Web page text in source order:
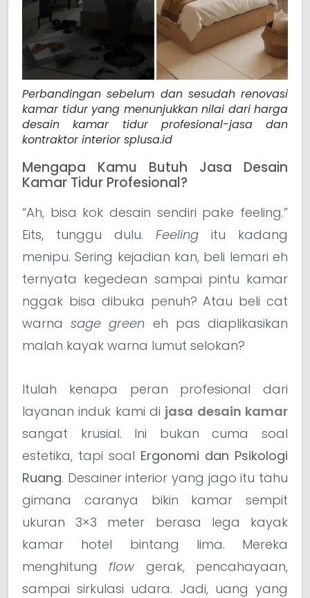
Perbandingan sebelum dan sesudah renovasi
kamar tidur yang menunjukkan nilai dari harga
desain kamar tidur profesional-jasa dan
kontraktor interior splusa.id
Mengapa Kamu Butuh Jasa Desain
Kamar Tidur Profesional?
“Ah, bisa kok desain sendiri pake feeling.”
Eits, tunggu dulu. Feeling itu kadang
menipu. Sering kejadian kan, beli lemari eh
ternyata kegedean sampai pintu kamar
nggak bisa dibuka penuh? Atau beli cat
warnasage green eh pas diaplikasikan
malah kayak warna lumut selokan?
Itulah kenapa peran profesional dari
layanan induk kami di jasa desain kamar
sangat krusial. Ini bukan cuma soal
estetika, tapi soal Ergonomi dan Psikologi
Ruang. Desainer interior yang jago itu tahu
gimana caranya bikin kamar sempit
ukuran 3×3 meter berasa lega kayak
kamar hotel bintang lima. Mereka
menghitung flow gerak, pencahayaan,
sampai sirkulasi udara. Jadi, uang yang